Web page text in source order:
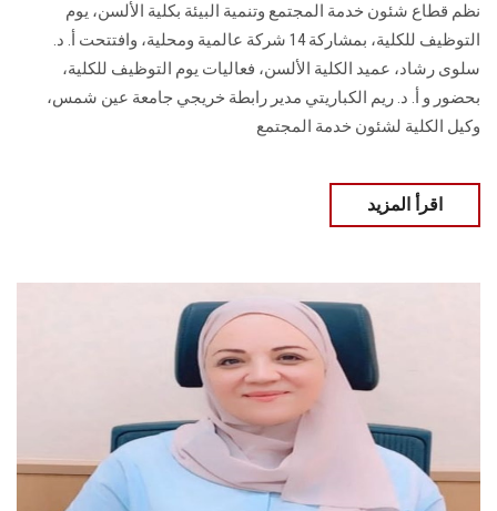
الزائـرون
سجل الان
نظم قطاع شئون خدمة المجتمع وتنمية البيئة بكلية الألسن، يوم
التوظيف ‏للكلية، بمشاركة 14 شركة عالمية ومحلية، وافتتحت أ. د.
سلوى رشاد، عميد الكلية الألسن، ‏فعاليات يوم التوظيف للكلية،
بحضور و أ. د. ريم الكباريتي مدير رابطة خريجي جامعة عين ‏شمس،
وكيل الكلية لشئون خدمة المجتمع
اقرأ المزيد